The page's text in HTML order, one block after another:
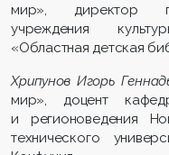
мир», директор
учреждения
«Областная детская
Хрипунов Игорь
мир», доцент
и регионоведения
технического